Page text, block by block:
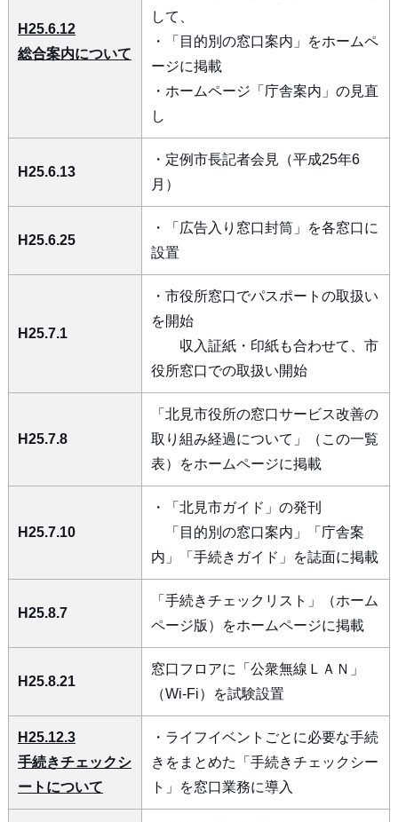
H25.6.12
総合案内について
して、
・「目的別の窓口案内」をホームペ
ージに掲載
・ホームページ「庁舎案内」の見直
し
H25.6.13
・定例市長記者会見（平成25年6
月）
H25.6.25
・「広告入り窓口封筒」を各窓口に
設置
H25.7.1
・市役所窓口でパスポートの取扱い
を開始
収入証紙・印紙も合わせて、市
役所窓口での取扱い開始
H25.7.8
「北見市役所の窓口サービス改善の
取り組み経過について」（この一覧
表）をホームページに掲載
H25.7.10
・「北見市ガイド」の発刊
「目的別の窓口案内」「庁舎案
内」「手続きガイド」を誌面に掲載
H25.8.7
「手続きチェックリスト」（ホーム
ページ版）をホームページに掲載
H25.8.21
窓口フロアに「公衆無線ＬＡＮ」
（Wi-Fi）を試験設置
H25.12.3
手続きチェックシ
ートについて
・ライフイベントごとに必要な手続
きをまとめた「手続きチェックシー
ト」を窓口業務に導入